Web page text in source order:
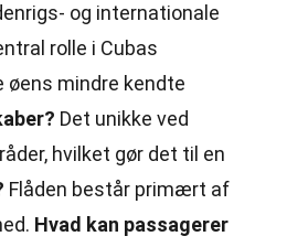
og internationale
rolle i Cubas
mindre kendte
Det unikke ved
hvilket gør det til en
Flåden består primært af
Hvad kan passagerer